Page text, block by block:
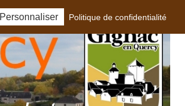
Personnaliser Politique de confidentialité